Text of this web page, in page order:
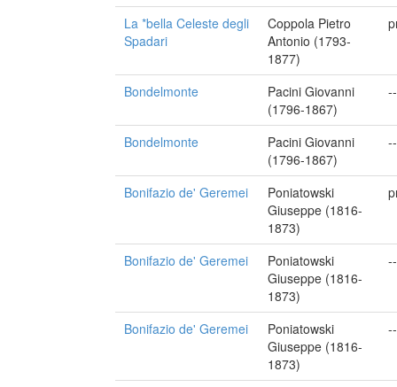
La *bella Celeste degli
Spadari
Coppola Pietro
Antonio (1793-
1877)
Bondelmonte
Pacini Giovanni
(1796-1867)
--
Bondelmonte
Pacini Giovanni
(1796-1867)
--
Bonifazio de' Geremei
Poniatowski
Giuseppe (1816-
1873)
Bonifazio de' Geremei
Poniatowski
Giuseppe (1816-
1873)
--
Bonifazio de' Geremei
Poniatowski
Giuseppe (1816-
1873)
--